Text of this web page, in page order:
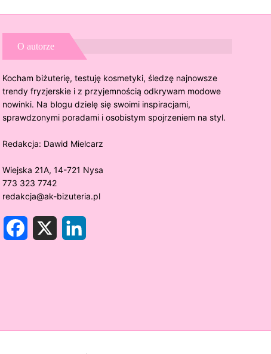
O autorze
Kocham biżuterię, testuję kosmetyki, śledzę najnowsze
trendy fryzjerskie i z przyjemnością odkrywam modowe
nowinki. Na blogu dzielę się swoimi inspiracjami,
sprawdzonymi poradami i osobistym spojrzeniem na styl.
Redakcja: Dawid Mielcarz
Wiejska 21A, 14-721 Nysa
773 323 7742
redakcja@ak-bizuteria.pl
X